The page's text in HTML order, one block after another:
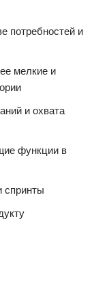
потребностей и
мелкие и
и охвата
функции в
спринты